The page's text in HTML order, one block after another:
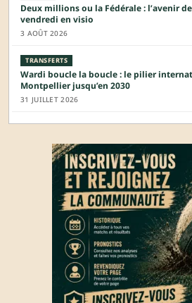
Deux millions ou la Fédérale : l’avenir
vendredi en visio
3 AOÛT 2026
TRANSFERTS
Wardi boucle la boucle : le pilier
Montpellier jusqu’en 2030
31 JUILLET 2026